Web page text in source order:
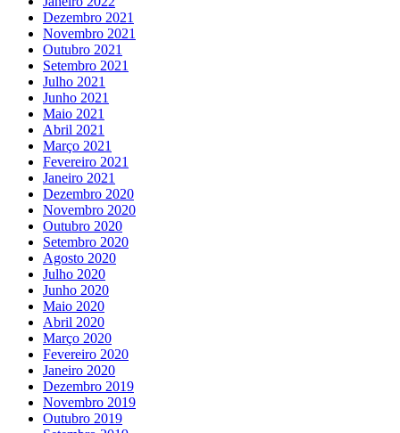
Dezembro 2021
Novembro 2021
Outubro 2021
Setembro 2021
Julho 2021
Junho 2021
Maio 2021
Abril 2021
Março 2021
Fevereiro 2021
Janeiro 2021
Dezembro 2020
Novembro 2020
Outubro 2020
Setembro 2020
Agosto 2020
Julho 2020
Junho 2020
Maio 2020
Abril 2020
Março 2020
Fevereiro 2020
Janeiro 2020
Dezembro 2019
Novembro 2019
Outubro 2019